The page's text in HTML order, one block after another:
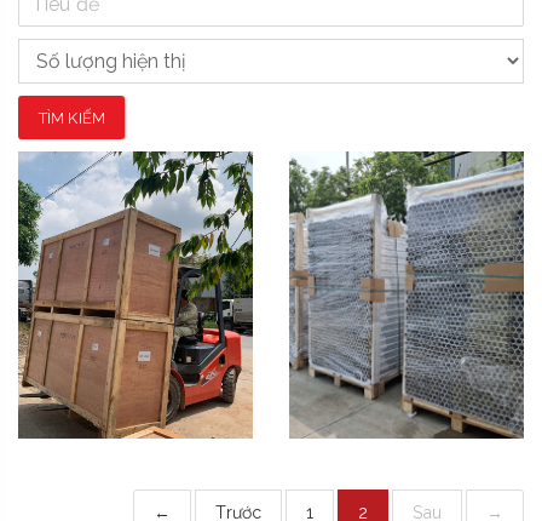
TÌM KIẾM
Xuất Khẩu Mỹ
Xuất Khẩu Ống Nhôm
[...]
← Trước 1 2 Sau →